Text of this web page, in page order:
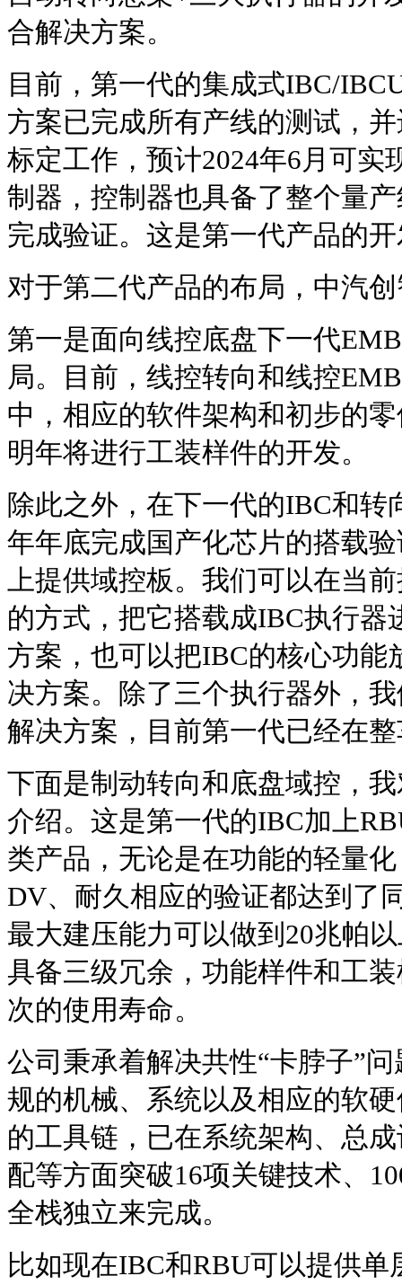
合解决方案。
目前，第一代的集成式IBC/
方案已完成所有产线的测试，
标定工作，预计2024年6月可实
制器，控制器也具备了整个量
完成验证。这是第一代产品的
对于第二代产品的布局，中汽
第一是面向线控底盘下一代
局。目前，线控转向和线控
中，相应的软件架构和初步的
明年将进行工装样件的开发。
除此之外，在下一代的IBC和转
年年底完成国产化芯片的搭载
上提供域控板。我们可以在当
的方式，把它搭载成IBC执行器
方案，也可以把IBC的核心功能
决方案。除了三个执行器外，
解决方案，目前第一代已经在
下面是制动转向和底盘域控，
介绍。这是第一代的IBC加上
类产品，无论是在功能的轻量
DV、耐久相应的验证都达到了
最大建压能力可以做到20兆帕
具备三级冗余，功能样件和工
次的使用寿命。
公司秉承着解决共性“卡脖子”
规的机械、系统以及相应的软
的工具链，已在系统架构、总
配等方面突破16项关键技术、
全栈独立来完成。
比如现在IBC和RBU可以提供